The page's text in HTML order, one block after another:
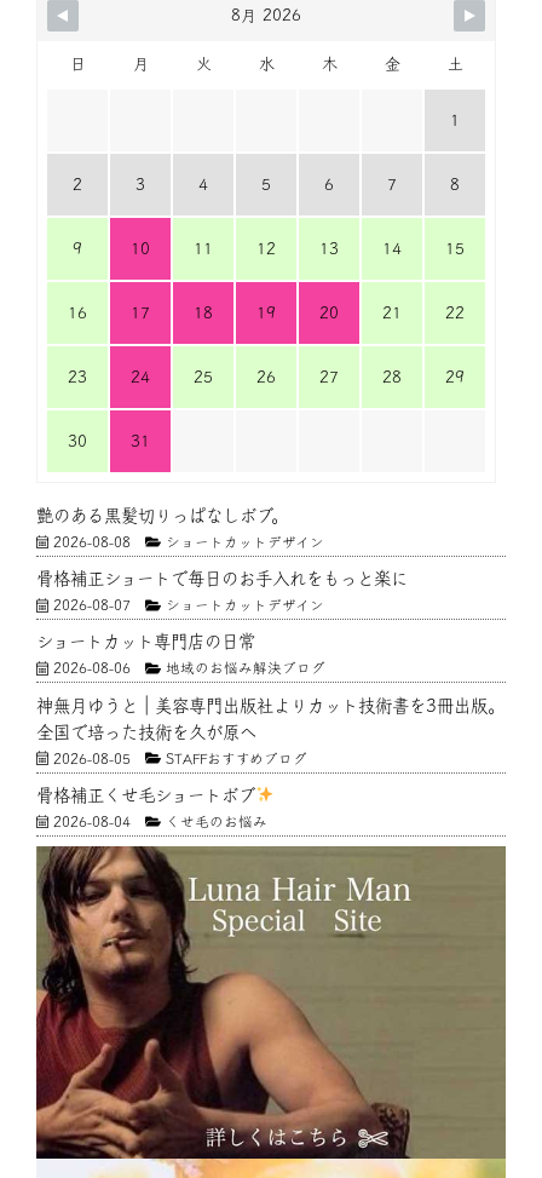
8月 2026
日 月 火 水 木 金 土
1
2 3 4 5 6 7 8
9 10 11 12 13 14 15
16 17 18 19 20 21 22
23 24 25 26 27 28 29
30 31
艶のある黒髪切りっぱなしボブ。
2026-08-08 ショートカットデザイン
骨格補正ショートで毎日のお手入れをもっと楽に
2026-08-07 ショートカットデザイン
ショートカット専門店の日常
2026-08-06 地域のお悩み解決ブログ
神無月ゆうと｜美容専門出版社よりカット技術書を3冊出版。
全国で培った技術を久が原へ
2026-08-05 STAFFおすすめブログ
骨格補正くせ毛ショートボブ
2026-08-04 くせ毛のお悩み